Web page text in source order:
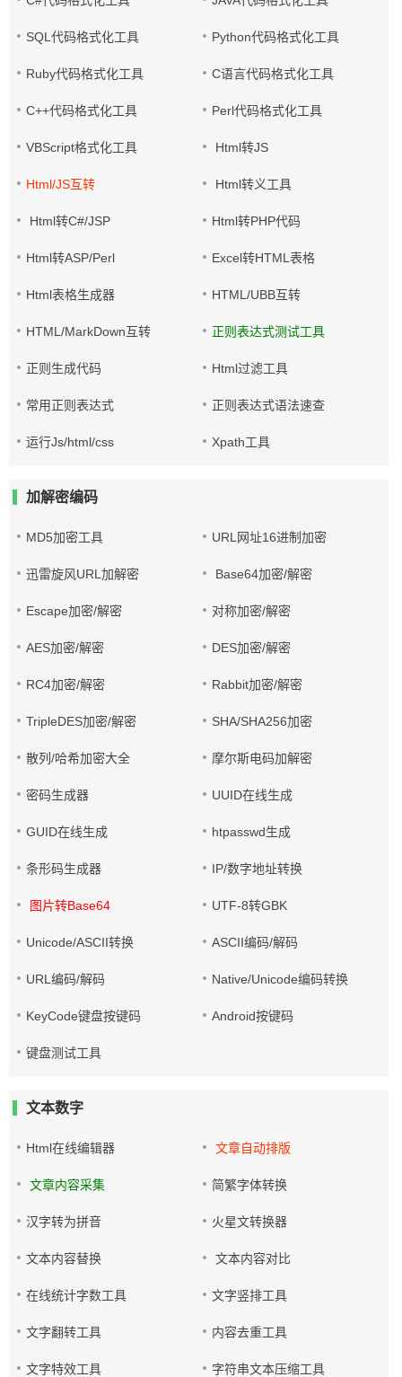
SQL代码格式化工具 Python代码格式化工具
Ruby代码格式化工具 C语言代码格式化工具
C++代码格式化工具 Perl代码格式化工具
VBScript格式化工具 Html转JS
Html/JS互转 Html转义工具
Html转C#/JSP Html转PHP代码
Html转ASP/Perl Excel转HTML表格
Html表格生成器 HTML/UBB互转
HTML/MarkDown互转 正则表达式测试工具
正则生成代码 Html过滤工具
常用正则表达式 正则表达式语法速查
运行Js/html/css Xpath工具
加解密编码
MD5加密工具 URL网址16进制加密
迅雷旋风URL加解密 Base64加密/解密
Escape加密/解密 对称加密/解密
AES加密/解密 DES加密/解密
RC4加密/解密 Rabbit加密/解密
TripleDES加密/解密 SHA/SHA256加密
散列/哈希加密大全 摩尔斯电码加解密
密码生成器 UUID在线生成
GUID在线生成 htpasswd生成
条形码生成器 IP/数字地址转换
图片转Base64 UTF-8转GBK
Unicode/ASCII转换 ASCII编码/解码
URL编码/解码 Native/Unicode编码转换
KeyCode键盘按键码 Android按键码
键盘测试工具
文本数字
Html在线编辑器 文章自动排版
文章内容采集 简繁字体转换
汉字转为拼音 火星文转换器
文本内容替换 文本内容对比
在线统计字数工具 文字竖排工具
文字翻转工具 内容去重工具
文字特效工具 字符串文本压缩工具